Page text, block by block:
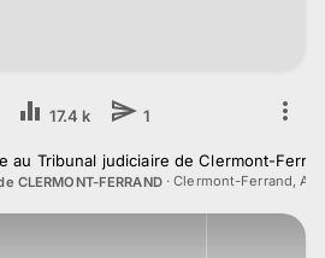
17.4 k 1
au Tribunal judiciaire de Clermont-
CLERMONT-FERRAND·Clermont-Ferrand,